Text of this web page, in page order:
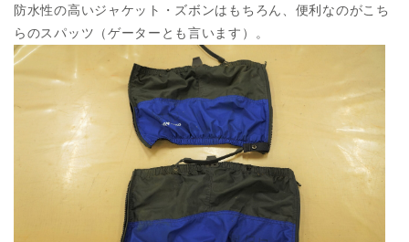
防水性の高いジャケット・ズボンはもちろん、便利なのがこち
らのスパッツ（ゲーターとも言います）。